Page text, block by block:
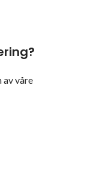
av våre